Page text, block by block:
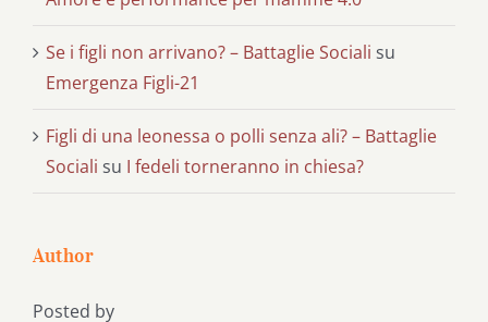
Se i figli non arrivano? – Battaglie Sociali su
Emergenza Figli-21
Figli di una leonessa o polli senza ali? – Battaglie
Sociali su I fedeli torneranno in chiesa?
Author
Posted by